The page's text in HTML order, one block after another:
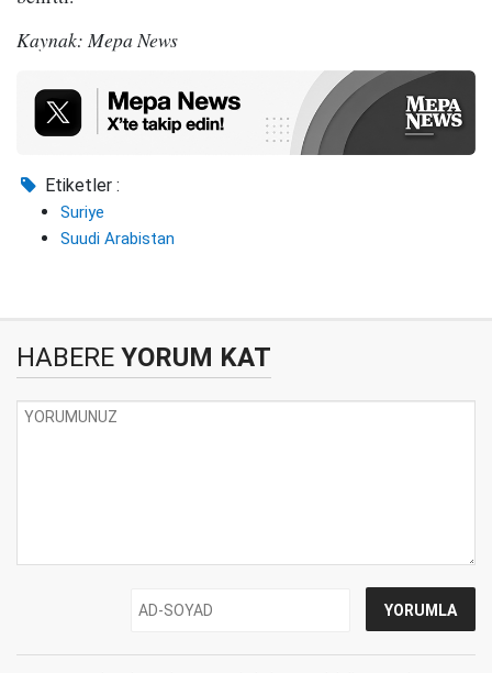
Kaynak: Mepa News
Etiketler :
Suriye
Suudi Arabistan
HABERE YORUM KAT